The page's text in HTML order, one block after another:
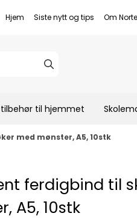
Hjem Siste nytt og tips Om
til hjemmet
med mønster, A5, 10stk
ferdigbind til
A5, 10stk